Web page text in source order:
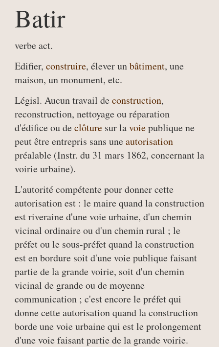
Batir
verbe act.
Edifier, construire, élever unbâtiment, une
maison, un monument, etc.
Législ. Aucun travail deconstruction,
reconstruction, nettoyage ou réparation
d'édifice ou declôture sur lavoiepublique ne
peut être entrepris sans uneautorisation
préalable (Instr. du 31 mars 1862, concernant la
voirie urbaine).
L'autorité compétente pour donner cette
autorisation est : le maire quand la construction
est riveraine d'une voie urbaine, d'un chemin
vicinal ordinaire ou d'un chemin rural ; le
préfet ou le sous-préfet quand la construction
est en bordure soit d'une voie publique faisant
partie de la grande voirie, soit d'un chemin
vicinal de grande ou de moyenne
communication ; c'est encore le préfet qui
donne cette autorisation quand la construction
borde une voie urbaine qui est le prolongement
d'une voie faisant partie de la grande voirie.